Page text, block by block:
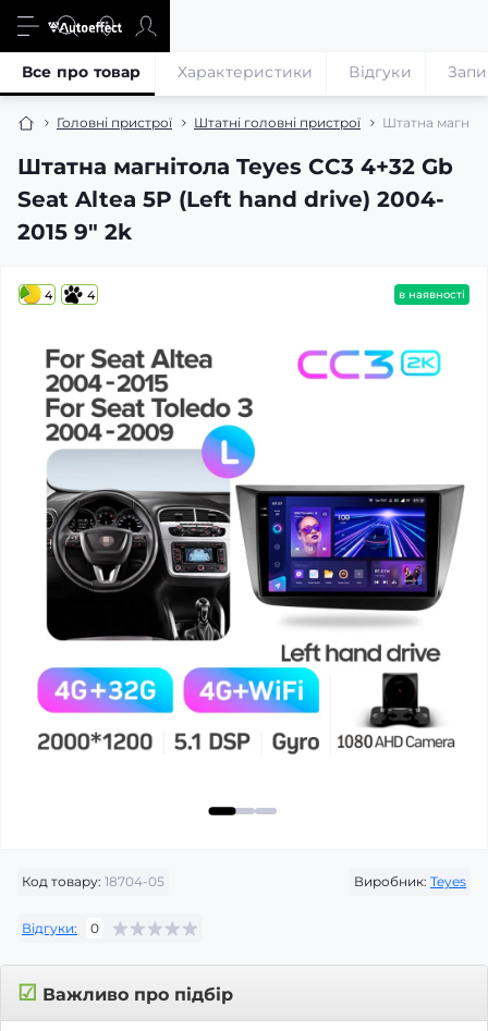
Головні пристрої Штатні головні пристрої Штатна
Штатна магнітола Teyes CC3 4+32 Gb
Seat Altea 5P (Left hand drive) 2004-
2015 9" 2k
Все про товар Характеристики Відгуки
4 4 в наявності
Код товару: 18704-05 Виробник: Teyes
Відгуки: 0
☑ Важливо про підбір